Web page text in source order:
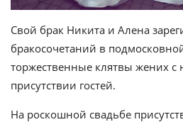
Свой брак Никита и Алена
бракосочетаний в
торжественные клятвы жених с
присутствии гостей.
На роскошной свадьбе